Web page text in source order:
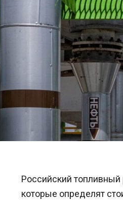
Российский топливный
которые определят